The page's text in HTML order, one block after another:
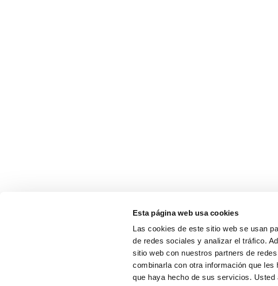
Esta página web usa cookies
Las cookies de este sitio web se usan
de redes sociales y analizar el tráfico.
sitio web con nuestros partners de
combinarla con otra información que
que haya hecho de sus servicios.